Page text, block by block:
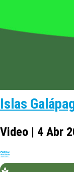
Islas
Video | 4 Abr